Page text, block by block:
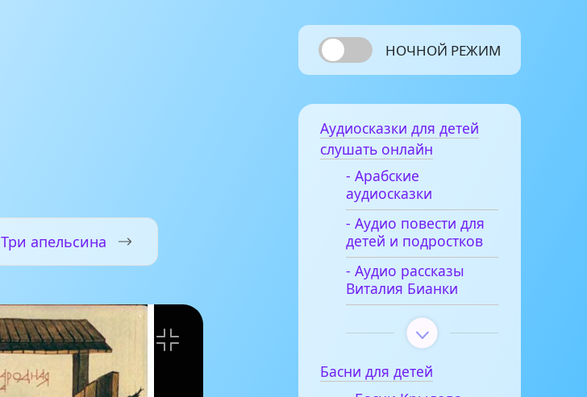
Три апельсина
НОЧНОЙ РЕЖИМ
Аудиосказки для детей
слушать онлайн
- Арабские
аудиосказки
- Аудио повести для
детей и подростков
- Аудио рассказы
Виталия Бианки
Басни для детей